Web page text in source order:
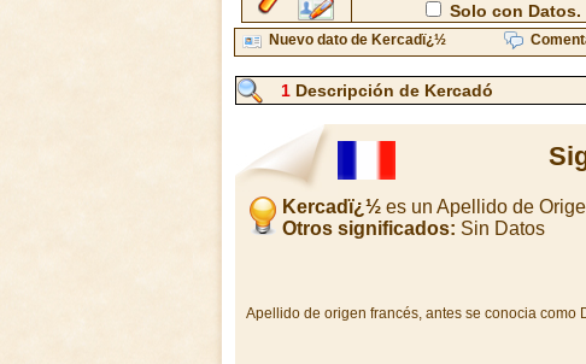
Solo con Datos.
Nuevo dato de Kercadï¿½
1 Descripción de Kercadó
Kercadï¿½es un Apellido de
Otros significados: Sin Datos
Apellido de origen francés, antes se conocia